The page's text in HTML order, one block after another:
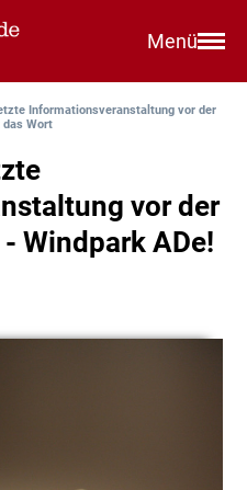
Menü
Informationsveranstaltung vor der
das Wort
vor der
Windpark ADe!